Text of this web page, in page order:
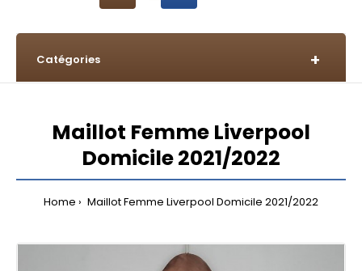
Catégories
Maillot Femme Liverpool
Domicile 2021/2022
Home Maillot Femme Liverpool Domicile 2021/2022